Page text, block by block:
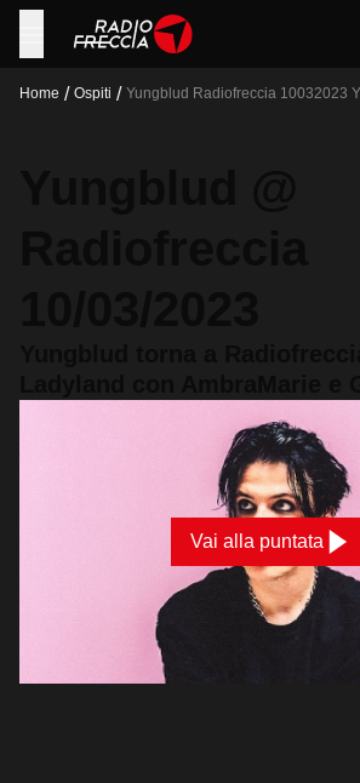
Home / Ospiti / Yungblud Radiofreccia 10032023
Vai alla puntata